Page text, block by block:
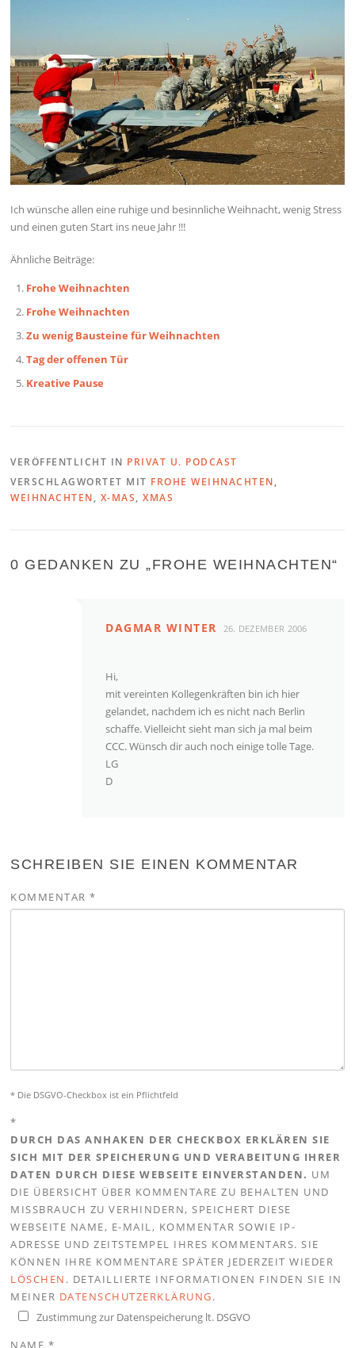
Ich wünsche allen eine ruhige und besinnliche Weihnacht, wenig Stress
und einen guten Start ins neue Jahr !!!
Ähnliche Beiträge:
Frohe Weihnachten
Frohe Weihnachten
Zu wenig Bausteine für Weihnachten
Tag der offenen Tür
Kreative Pause
VERÖFFENTLICHT IN PRIVAT U. PODCAST
VERSCHLAGWORTET MIT FROHE WEIHNACHTEN,
WEIHNACHTEN, X-MAS,XMAS
0 GEDANKEN ZU „FROHE WEIHNACHTEN“
DAGMAR WINTER 26. DEZEMBER 2006
Hi,
mit vereinten Kollegenkräften bin ich hier
gelandet, nachdem ich es nicht nach Berlin
schaffe. Vielleicht sieht man sich ja mal beim
CCC. Wünsch dir auch noch einige tolle Tage.
LG
D
SCHREIBEN SIE EINEN KOMMENTAR
KOMMENTAR*
* Die DSGVO-Checkbox ist ein Pflichtfeld
*
DURCH DAS ANHAKEN DER CHECKBOX ERKLÄREN SIE
SICH MIT DER SPEICHERUNG UND VERABEITUNG IHRER
DATEN DURCH DIESE WEBSEITE EINVERSTANDEN. UM
DIE ÜBERSICHT ÜBER KOMMENTARE ZU BEHALTEN UND
MISSBRAUCH ZU VERHINDERN, SPEICHERT DIESE
WEBSEITE NAME, E-MAIL, KOMMENTAR SOWIE IP-
ADRESSE UND ZEITSTEMPEL IHRES KOMMENTARS. SIE
KÖNNEN IHRE KOMMENTARE SPÄTER JEDERZEIT WIEDER
LÖSCHEN . DETAILLIERTE INFORMATIONEN FINDEN SIE IN
MEINER DATENSCHUTZERKLÄRUNG.
Zustimmung zur Datenspeicherung lt. DSGVO
NAME *